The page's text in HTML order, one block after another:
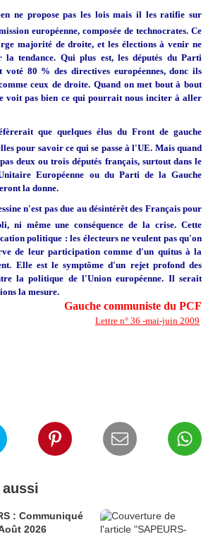
ne propose pas les lois mais il les ratifie sur
européenne, composée de technocrates. Ce
majorité de droite, et les élections à venir ne
la tendance. Qui plus est, les députés du Parti
voté 80 % des directives européennes, donc ils
ceux de droite. Quand on met bout à bout
voit pas bien ce qui pourrait nous inciter à aller
que quelques élus du Front de gauche
pour savoir ce qui se passe à l'UE. Mais quand
deux ou trois députés français, surtout dans le
Européenne ou du Parti de la Gauche
la donne.
n'est pas due au désintérêt des Français pour
ni même une conséquence de la crise. Cette
politique : les électeurs ne veulent pas qu'on
de leur participation comme d'un quitus à la
Elle est le symptôme d'un rejet profond des
la politique de l'Union européenne. Il serait
la mesure.
Gauche communiste du PCF
Lettre n° 36 -mai-juin 2009
aussi
: Communiqué
2026